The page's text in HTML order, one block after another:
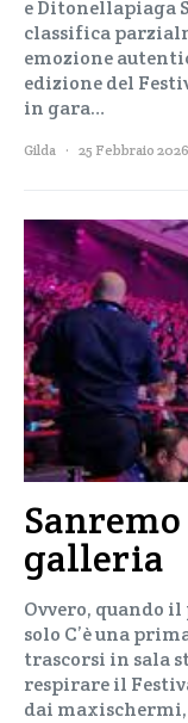
e Ditonellapiaga
classifica
emozione
edizione del
in gara…
Gilda 25 Febbraio 2026
galleria
Ovvero, quando
solo C’è una
trascorsi in sala
respirare il
dai